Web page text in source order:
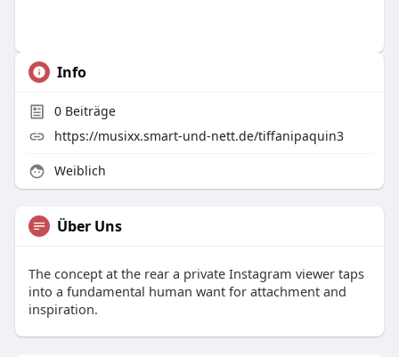
Info
0Beiträge
https://musixx.smart-und-nett.de/tiffanipaquin3
Weiblich
Über Uns
The concept at the rear a private Instagram viewer taps
into a fundamental human want for attachment and
inspiration.